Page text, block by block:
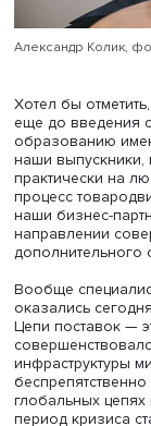
— Да, я с вами
вопрос о том,
перестройки
люди говорят:
недели
делать все
компетенциях,
конца»,
прежние годы в
недостаточно
ее
происходит
ресурсов и